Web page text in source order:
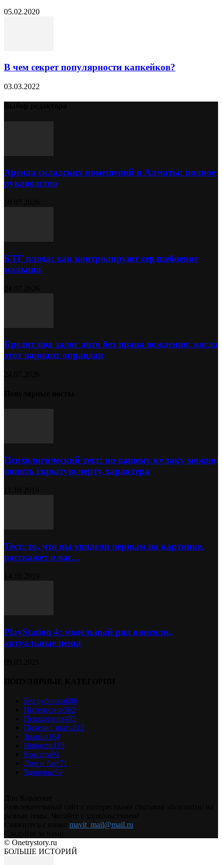
05.02.2020
В чем секрет популярности капкейков?
03.03.2022
Аренда складских помещений в Алматы: полное
руководство
КТГ плода: как контролируют сердцебиение
малыша
Кредит под залог авто без права вождения: когда
этот вариант оправдан
Психологический тест: по вашему кулаку можно
понять скрытую черту характера
Тест: то, что вы увидели первым на картинке,
расскажет о вас...
PlayStation 4: модельный ряд консоли,
актуальные цены
Без рубрики686
Интересное562
Психология485
Полезно знать212
Знания164
Новости119
Красота93
Дом и быт71
Здоровье59
mavit_mail@mail.ru
© Onetrystory.ru
БОЛЬШЕ ИСТОРИЙ